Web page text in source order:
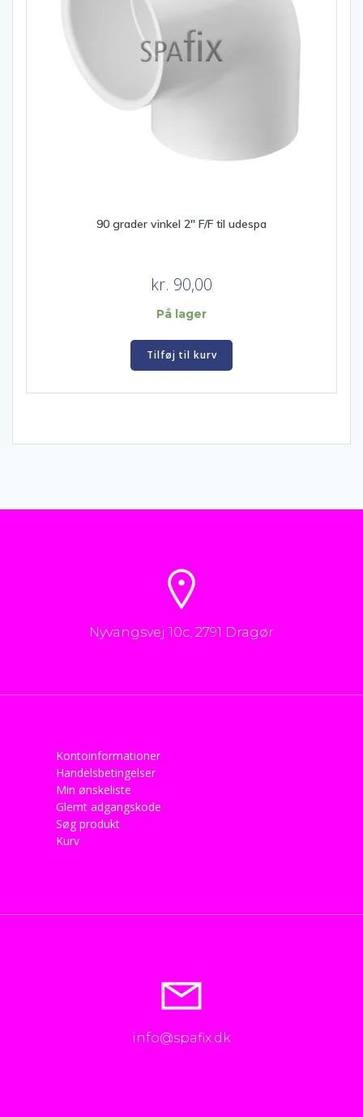
90 grader vinkel 2″ F/F til udespa
kr. 90,00
På lager
Tilføj til kurv
Nyvangsvej 10c, 2791 Dragør
Kontoinformationer
Handelsbetingelser
Min ønskeliste
Glemt adgangskode
Søg produkt
Kurv
info@spafix.dk